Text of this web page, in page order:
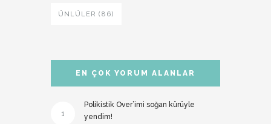
ÜNLÜLER (86)
EN ÇOK YORUM ALANLAR
1
Polikistik Over’imi soğan kürüyle
yendim!